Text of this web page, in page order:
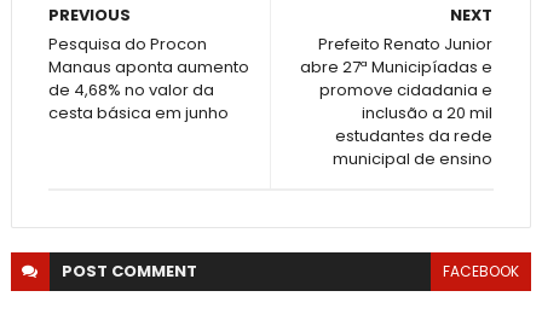
NEXT
Prefeito Renato Junior
abre 27ª Municipíadas e
promove cidadania e
inclusão a 20 mil
estudantes da rede
municipal de ensino
PREVIOUS
Pesquisa do Procon
Manaus aponta aumento
de 4,68% no valor da
cesta básica em junho
POST COMMENT FACEBOOK